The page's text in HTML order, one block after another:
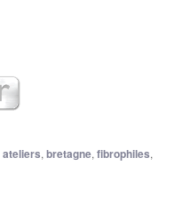
ateliers,bretagne,fibrophiles,